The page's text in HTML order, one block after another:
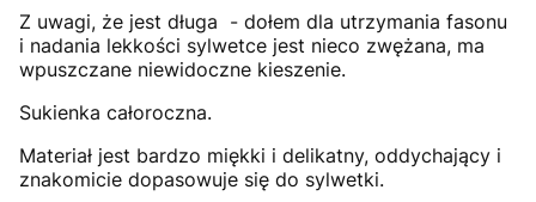
Z uwagi, że jest długa - dołem dla utrzymania fasonu
i nadania lekkości sylwetce jest nieco zwężana, ma
wpuszczane niewidoczne kieszenie.
Sukienka całoroczna.
Materiał jest bardzo miękki i delikatny, oddychający i
znakomicie dopasowuje się do sylwetki.